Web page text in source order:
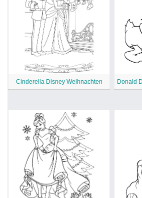
Cinderella Disney Weihnachten